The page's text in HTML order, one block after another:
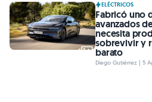
ELÉCTRICOS
Fabricó uno
avanzados
necesita
sobrevivir y
barato
Diego Gutiérrez | 5